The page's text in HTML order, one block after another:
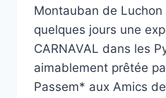
Montauban de
quelques jours une
CARNAVAL dans les
aimablement prêtée
Passem* aux Amics